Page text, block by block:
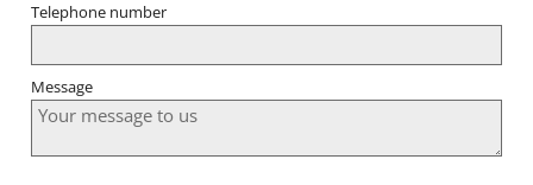
Telephone number
Message